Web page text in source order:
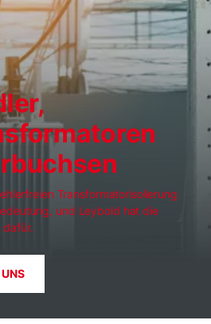
Transformatorisolierung
und Leybold hat die
dafür.